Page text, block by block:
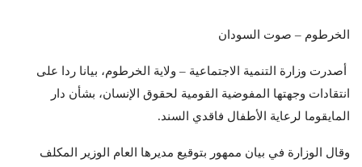
الخرطوم – صوت السودان
أصدرت وزارة التنمية الاجتماعية – ولاية الخرطوم، بيانا ردا على
انتقادات وجهتها المفوضية القومية لحقوق الإنسان، بشأن دار
المايقوما لرعاية الأطفال فاقدي السند.
وقال الوزارة في بيان ممهور بتوقيع مديرها العام الوزير المكلف